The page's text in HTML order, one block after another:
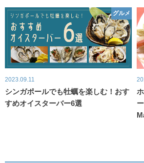
グルメ
2023.09.11
シンガポールでも牡蠣を楽しむ！おす
すめオイスターバー6選